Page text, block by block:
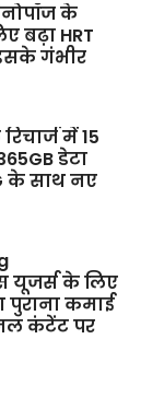
के
बढ़ा HRT
गंभीर
में 15
डेटा
के साथ नए
यूजर्स के लिए
पुराना कमाई
कंटेंट पर